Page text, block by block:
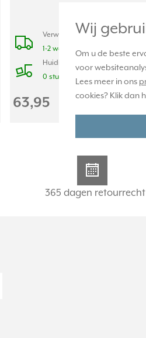
Wij
Om u de beste
voor
Lees meer in ons
cookies? Klik dan
Verwachte levertijd:
1-2 weken
Huidige voorraad:
0 stuk(s)
63,95
365 dagen retourrecht